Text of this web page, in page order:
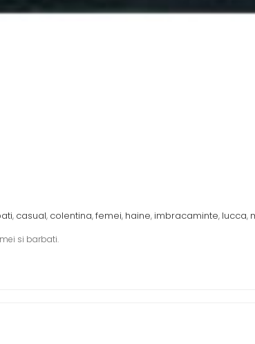
, casual, colentina,femei, haine, imbracaminte, lucca,
si barbati.